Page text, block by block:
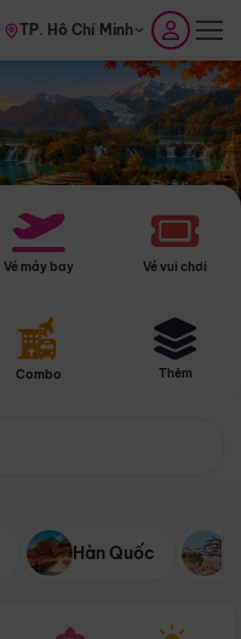
TP. Hồ Chí Minh
Vé máy bay Vé vui chơi
Combo Thêm
Hàn Quốc